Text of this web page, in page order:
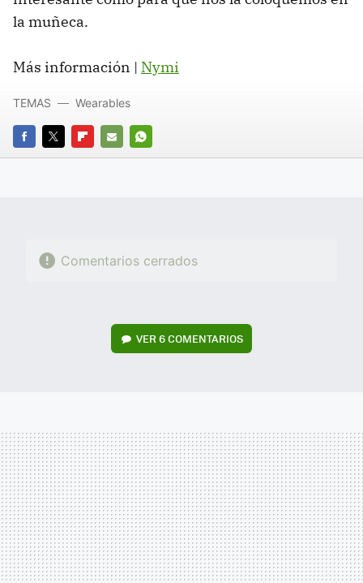
la muñeca.
Más información | Nymi
FACEBOOK
TWITTERFLIPBOARD
E-
WHATSAPP
TEMAS Wearables
Comentarios cerrados
VER6 COMENTARIOS